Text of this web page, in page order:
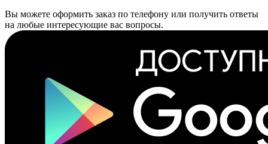
Вы можете оформить заказ по телефону или получить ответы
на любые интересующие вас вопросы.